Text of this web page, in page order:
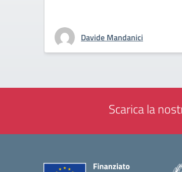
Davide Mandanici
Scarica la